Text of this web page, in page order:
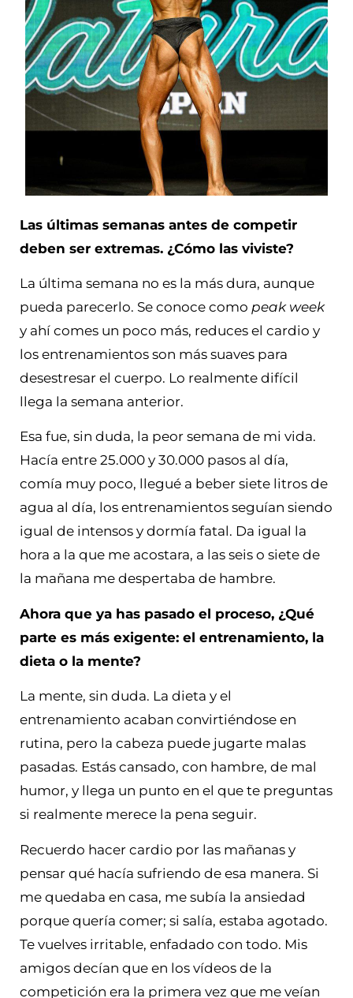
Las últimas semanas antes de competir
deben ser extremas. ¿Cómo las viviste?
La última semana no es la más dura, aunque
pueda parecerlo. Se conoce como peak week
y ahí comes un poco más, reduces el cardio y
los entrenamientos son más suaves para
desestresar el cuerpo. Lo realmente difícil
llega la semana anterior.
Esa fue, sin duda, la peor semana de mi vida.
Hacía entre 25.000 y 30.000 pasos al día,
comía muy poco, llegué a beber siete litros de
agua al día, los entrenamientos seguían siendo
igual de intensos y dormía fatal. Da igual la
hora a la que me acostara, a las seis o siete de
la mañana me despertaba de hambre.
Ahora que ya has pasado el proceso, ¿Qué
parte es más exigente: el entrenamiento, la
dieta o la mente?
La mente, sin duda. La dieta y el
entrenamiento acaban convirtiéndose en
rutina, pero la cabeza puede jugarte malas
pasadas. Estás cansado, con hambre, de mal
humor, y llega un punto en el que te preguntas
si realmente merece la pena seguir.
Recuerdo hacer cardio por las mañanas y
pensar qué hacía sufriendo de esa manera. Si
me quedaba en casa, me subía la ansiedad
porque quería comer; si salía, estaba agotado.
Te vuelves irritable, enfadado con todo. Mis
amigos decían que en los vídeos de la
competición era la primera vez que me veían